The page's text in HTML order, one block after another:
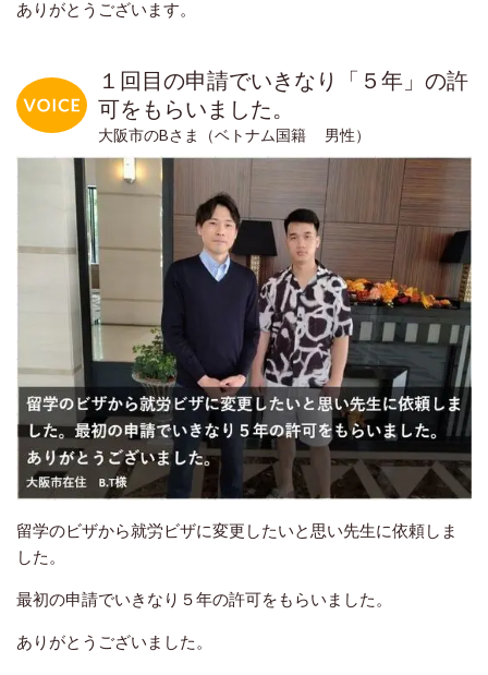
ありがとうございます。
１回目の申請でいきなり「５年」の許
可をもらいました。
大阪市のBさま（ベトナム国籍 男性）
留学のビザから就労ビザに変更したいと思い先生に依頼しま
した。
最初の申請でいきなり５年の許可をもらいました。
ありがとうございました。